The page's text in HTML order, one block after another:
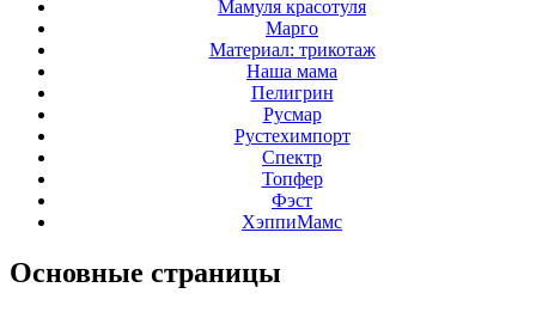
Мамуля красотуля
Марго
Материал: трикотаж
Наша мама
Пелигрин
Русмар
Рустехимпорт
Спектр
Топфер
Фэст
ХэппиМамс
Основные страницы